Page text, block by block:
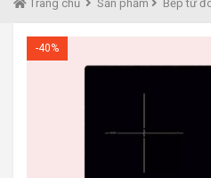
Trang chủ Sản phẩm Bếp từ
-40%